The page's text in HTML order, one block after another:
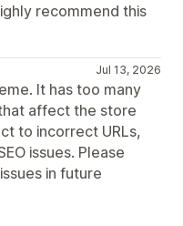
recommend this
Jul 13, 2026
It has too many
affect the store
to incorrect URLs,
issues. Please
in future